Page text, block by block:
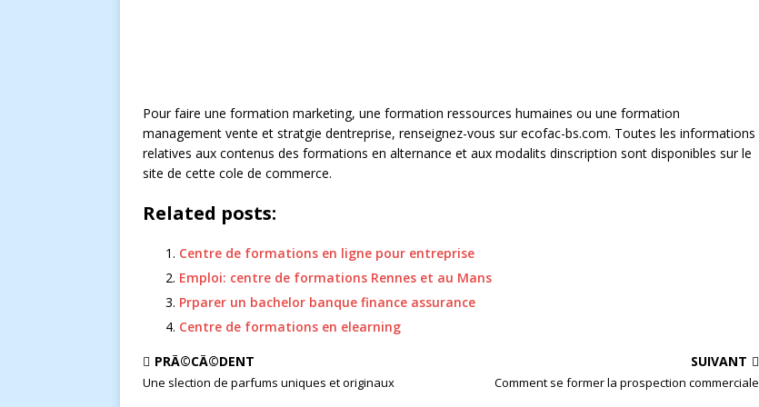
Pour faire une formation marketing, une formation ressources humaines ou une formation
management vente et stratgie dentreprise, renseignez-vous sur ecofac-bs.com. Toutes les informations
relatives aux contenus des formations en alternance et aux modalits dinscription sont disponibles sur le
site de cette cole de commerce.
Related posts:
Centre de formations en ligne pour entreprise
Emploi: centre de formations Rennes et au Mans
Prparer un bachelor banque finance assurance
Centre de formations en elearning
PRÃ©CÃ©DENT
Une slection de parfums uniques et originaux
SUIVANT
Comment se former la prospection commerciale